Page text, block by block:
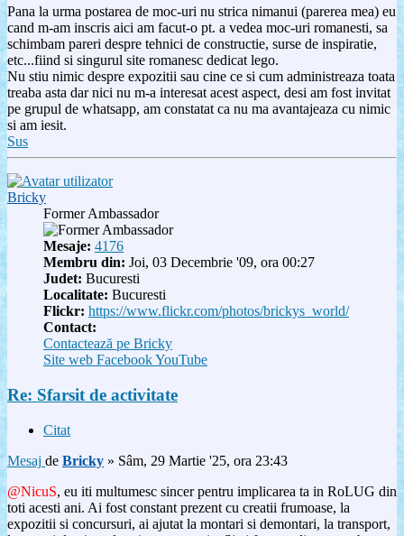
Pana la urma postarea de moc-uri nu strica nimanui (parerea mea) eu
cand m-am inscris aici am facut-o pt. a vedea moc-uri romanesti, sa
schimbam pareri despre tehnici de constructie, surse de inspiratie,
etc...fiind si singurul site romanesc dedicat lego.
Nu stiu nimic despre expozitii sau cine ce si cum administreaza toata
treaba asta dar nici nu m-a interesat acest aspect, desi am fost invitat
pe grupul de whatsapp, am constatat ca nu ma avantajeaza cu nimic
si am iesit.
Sus
Bricky
Former Ambassador
Mesaje: 4176
Membru din: Joi, 03 Decembrie '09, ora 00:27
Judet: Bucuresti
Localitate: Bucuresti
Flickr: https://www.flickr.com/photos/brickys_world/
Contact:
Contactează pe Bricky
Site web FacebookYouTube
Re: Sfarsit de activitate
Citat
Mesaj de Bricky » Sâm, 29 Martie '25, ora 23:43
@NicuS, eu iti multumesc sincer pentru implicarea ta in RoLUG din
toti acesti ani. Ai fost constant prezent cu creatii frumoase, la
expozitii si concursuri, ai ajutat la montari si demontari, la transport,